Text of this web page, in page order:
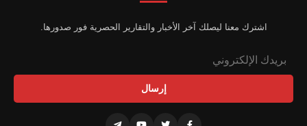
اشترك معنا ليصلك آخر الأخبار والتقارير الحصرية فور صدورها.
إرسال